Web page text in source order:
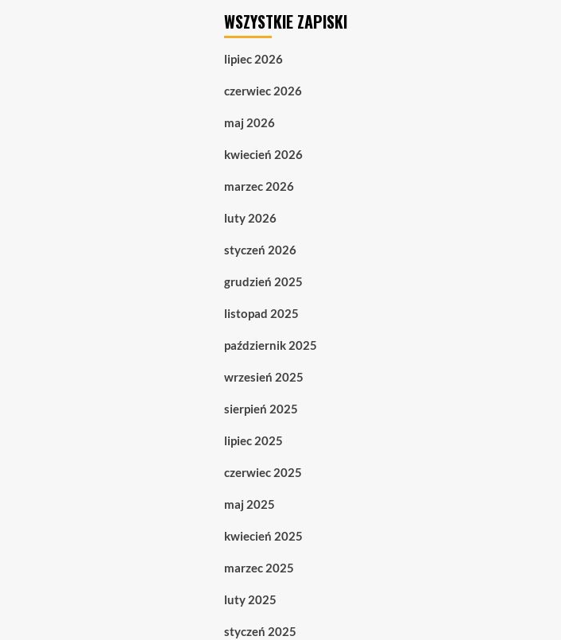
WSZYSTKIE ZAPISKI
lipiec 2026
czerwiec 2026
maj 2026
kwiecień 2026
marzec 2026
luty 2026
styczeń 2026
grudzień 2025
listopad 2025
październik 2025
wrzesień 2025
sierpień 2025
lipiec 2025
czerwiec 2025
maj 2025
kwiecień 2025
marzec 2025
luty 2025
styczeń 2025